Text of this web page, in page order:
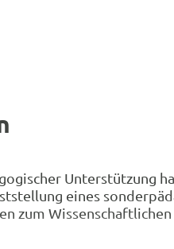
Unterstützung
eines
zum